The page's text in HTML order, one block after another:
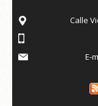
Calle
E-